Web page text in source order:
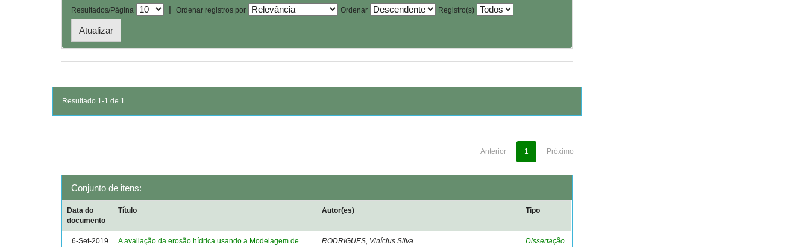
Resultados/Página | Ordenar registros por Ordenar Registro(s)
Resultado 1-1 de 1.
Anterior 1 Próximo
Conjunto de itens:
Data do
documento
Título Autor(es) Tipo
6-Set-2019 A avaliação da erosão hídrica usando a Modelagem de RODRIGUES, Vinícius Silva Dissertação